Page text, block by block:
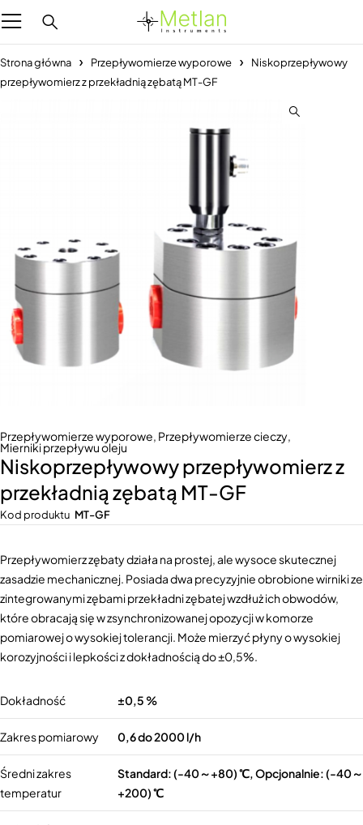
Strona główna Przepływomierze wyporowe
Niskoprzepływowy
przepływomierz z przekładnią zębatą MT-GF
Przepływomierze wyporowe, Przepływomierze cieczy,
Mierniki przepływu oleju
Niskoprzepływowy przepływomierz z
przekładnią zębatą MT-GF
Kod produktu MT-GF
Przepływomierz zębaty działa na prostej, ale wysoce skutecznej
zasadzie mechanicznej. Posiada dwa precyzyjnie obrobione wirniki ze
zintegrowanymi zębami przekładni zębatej wzdłuż ich obwodów,
które obracają się w zsynchronizowanej opozycji w komorze
pomiarowej o wysokiej tolerancji. Może mierzyć płyny o wysokiej
korozyjności i lepkości z dokładnością do ±0,5%.
Dokładność ±0,5 %
Zakres pomiarowy 0,6 do 2000 l/h
Średni zakres
temperatur
Standard: (-40～+80) ℃, Opcjonalnie: (-40～
+200) ℃